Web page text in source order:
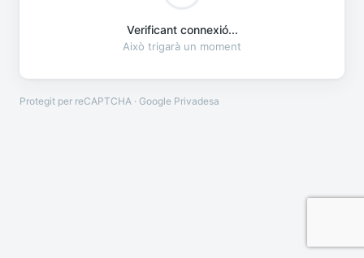
Verificant connexió...
Això trigarà un moment
Protegit per reCAPTCHA · Google Privadesa